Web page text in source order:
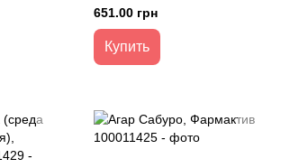
651.00 грн
Купить